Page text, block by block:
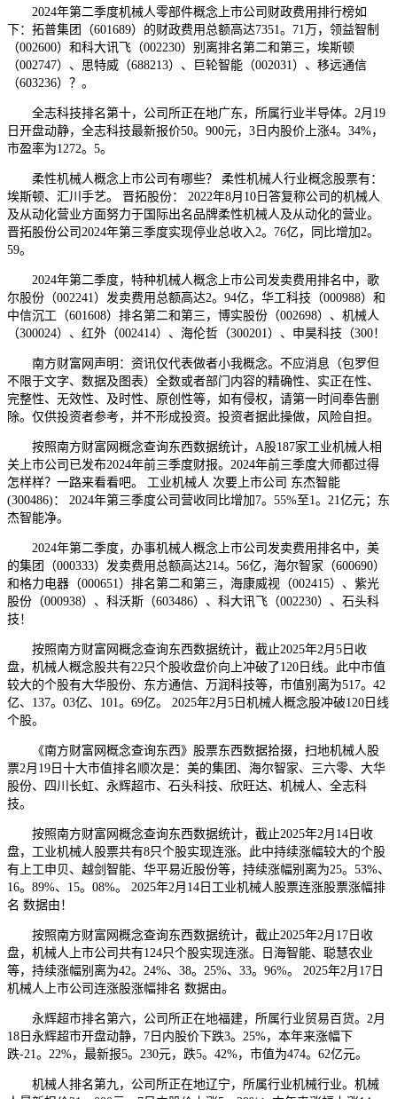
2024年第二季度机械人零部件概念上市公司财政费用排行榜如
下：拓普集团（601689）的财政费用总额高达7351。71万，领益智制
（002600）和科大讯飞（002230）别离排名第二和第三，埃斯顿
（002747）、思特威（688213）、巨轮智能（002031）、移远通信
（603236）？。
全志科技排名第十，公司所正在地广东，所属行业半导体。2月19
日开盘动静，全志科技最新报价50。900元，3日内股价上涨4。34%，
市盈率为1272。5。
柔性机械人概念上市公司有哪些？ 柔性机械人行业概念股票有：
埃斯顿、汇川手艺。 晋拓股份： 2022年8月10日答复称公司的机械人
及从动化营业方面努力于国际出名品牌柔性机械人及从动化的营业。
晋拓股份公司2024年第三季度实现停业总收入2。76亿，同比增加2。
59。
2024年第二季度，特种机械人概念上市公司发卖费用排名中，歌
尔股份（002241）发卖费用总额高达2。94亿，华工科技（000988）和
中信沉工（601608）排名第二和第三，博实股份（002698）、机械人
（300024）、红外（002414）、海伦哲（300201）、申昊科技（300！
南方财富网声明：资讯仅代表做者小我概念。不应消息（包罗但
不限于文字、数据及图表）全数或者部门内容的精确性、实正在性、
完整性、无效性、及时性、原创性等，如有侵权，请第一时间奉告删
除。仅供投资者参考，并不形成投资。投资者据此操做，风险自担。
按照南方财富网概念查询东西数据统计，A股187家工业机械人相
关上市公司已发布2024年前三季度财报。2024年前三季度大师都过得
怎样样？一路来看看吧。 工业机械人 次要上市公司 东杰智能
(300486)： 2024年第三季度公司营收同比增加7。55%至1。21亿元；东
杰智能净。
2024年第二季度，办事机械人概念上市公司发卖费用排名中，美
的集团（000333）发卖费用总额高达214。56亿，海尔智家（600690）
和格力电器（000651）排名第二和第三，海康威视（002415）、紫光
股份（000938）、科沃斯（603486）、科大讯飞（002230）、石头科
技！
按照南方财富网概念查询东西数据统计，截止2025年2月5日收
盘，机械人概念股共有22只个股收盘价向上冲破了120日线。此中市值
较大的个股有大华股份、东方通信、万润科技等，市值别离为517。42
亿、137。03亿、101。69亿。 2025年2月5日机械人概念股冲破120日线
个股。
《南方财富网概念查询东西》股票东西数据拾掇，扫地机械人股
票2月19日十大市值排名顺次是：美的集团、海尔智家、三六零、大华
股份、四川长虹、永辉超市、石头科技、欣旺达、机械人、全志科
技。
按照南方财富网概念查询东西数据统计，截止2025年2月14日收
盘，工业机械人股票共有8只个股实现连涨。此中持续涨幅较大的个股
有上工申贝、越剑智能、华平易近股份等，持续涨幅别离为25。53%、
16。89%、15。08%。 2025年2月14日工业机械人股票连涨股票涨幅排
名 数据由！
按照南方财富网概念查询东西数据统计，截止2025年2月17日收
盘，机械人上市公司共有124只个股实现连涨。日海智能、聪慧农业
等，持续涨幅别离为42。24%、38。25%、33。96%。 2025年2月17日
机械人上市公司连涨股涨幅排名 数据由。
永辉超市排名第六，公司所正在地福建，所属行业贸易百货。2月
18日永辉超市开盘动静，7日内股价下跌3。25%，本年来涨幅下
跌-21。22%，最新报5。230元，跌5。42%，市值为474。62亿元。
机械人排名第九，公司所正在地辽宁，所属行业机械行业。机械